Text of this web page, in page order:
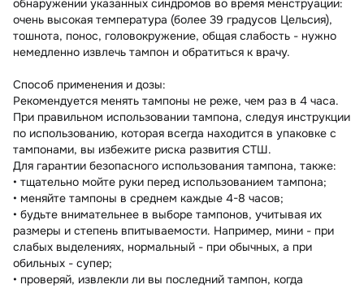
обнаружении указанных синдромов во время менструации:
очень высокая температура (более 39 градусов Цельсия),
тошнота, понос, головокружение, общая слабость - нужно
немедленно извлечь тампон и обратиться к врачу.
Способ применения и дозы:
Рекомендуется менять тампоны не реже, чем раз в 4 часа.
При правильном использовании тампона, следуя инструкции
по использованию, которая всегда находится в упаковке с
тампонами, вы избежите риска развития СТШ.
Для гарантии безопасного использования тампона, также:
• тщательно мойте руки перед использованием тампона;
• меняйте тампоны в среднем каждые 4-8 часов;
• будьте внимательнее в выборе тампонов, учитывая их
размеры и степень впитываемости. Например, мини - при
слабых выделениях, нормальный - при обычных, а при
обильных - супер;
• проверяй, извлекли ли вы последний тампон, когда